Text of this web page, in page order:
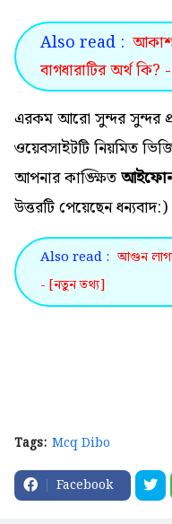
Also read : আকাশ
বাগধারাটির অর্থ
এরকম আরো সুন্দর সুন্দর
ওয়েবসাইটটি নিয়মিত
আপনার কাঙ্ক্ষিতআইফোন
উত্তরটি পেয়েছেন ধন্যবাদ:)
Also read : আগুন লাগা
- [নতুন তথ্য]
Tags: Mcq Dibo
Facebook